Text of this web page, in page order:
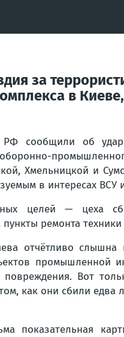
за
в
сообщили об ударе
Хмельницкой и
в интересах
целей — цеха
пункты ремонта
отчётливо слышна
промышленной
Вот
как они сбили едва
показательная